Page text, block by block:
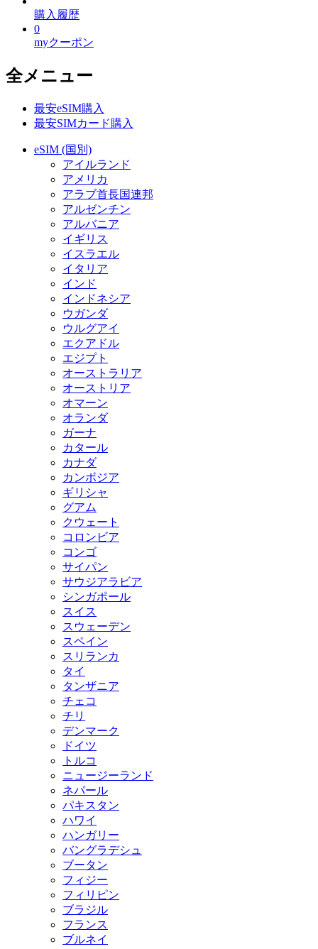
購入履歴
0
myクーポン
全メニュー
最安eSIM購入
最安SIMカード購入
eSIM (国別)
アイルランド
アメリカ
アラブ首長国連邦
アルゼンチン
アルバニア
イギリス
イスラエル
イタリア
インド
インドネシア
ウガンダ
ウルグアイ
エクアドル
エジプト
オーストラリア
オーストリア
オマーン
オランダ
ガーナ
カタール
カナダ
カンボジア
ギリシャ
グアム
クウェート
コロンビア
コンゴ
サイパン
サウジアラビア
シンガポール
スイス
スウェーデン
スペイン
スリランカ
タイ
タンザニア
チェコ
チリ
デンマーク
ドイツ
トルコ
ニュージーランド
ネパール
パキスタン
ハワイ
ハンガリー
バングラデシュ
ブータン
フィジー
フィリピン
ブラジル
フランス
ブルネイ